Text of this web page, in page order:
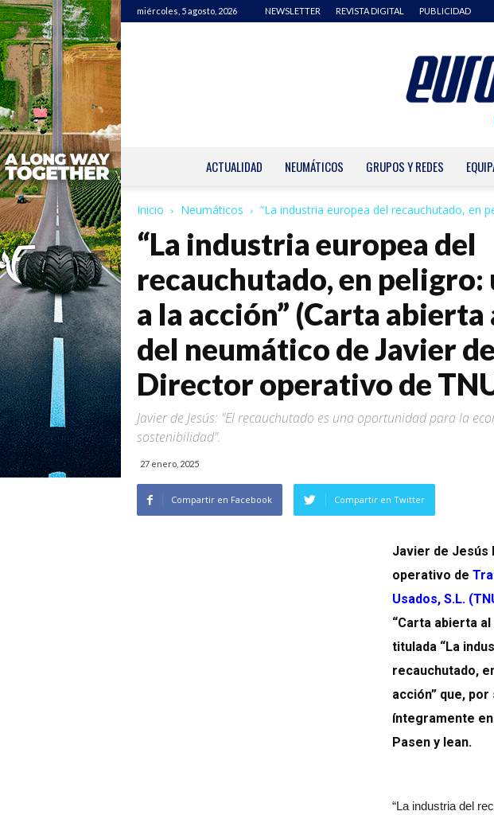
miércoles, 5 agosto, 2026 NEWSLETTER REVISTA DIGITAL PUBLICIDAD
ACTUALIDAD NEUMÁTICOS GRUPOS Y REDES
Inicio Neumáticos “La industria europea del recauchutado, en
“La industria europea del
recauchutado, en peligro:
a la acción” (Carta
del neumático de Javier
Director operativo de
Javier de Jesús: "El recauchutado es una oportunidad para la
sostenibilidad".
27 enero, 2025
Compartir en Facebook Compartir en Twitter
Javier de Jesús
operativo de
Usados, S.L.
“Carta abierta
titulada “La
recauchutado,
acción” que,
íntegramente
Pasen y lean.
“La industria del